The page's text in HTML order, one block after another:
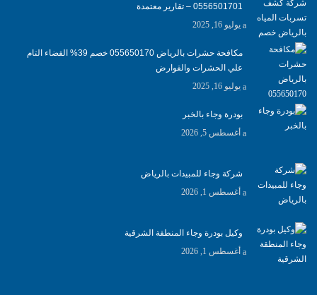
0556501701‬‏ – تقارير معتمدة
يوليو 16, 2025
مكافحة حشرات بالرياض 055650170 خصم 39% القضاء التام
علي الحشرات والقوارض
يوليو 16, 2025
بودرة وجاء بالخبر
أغسطس 5, 2026
شركة وجاء للمبيدات بالرياض
أغسطس 1, 2026
وكيل بودرة وجاء المنطقة الشرقية
أغسطس 1, 2026